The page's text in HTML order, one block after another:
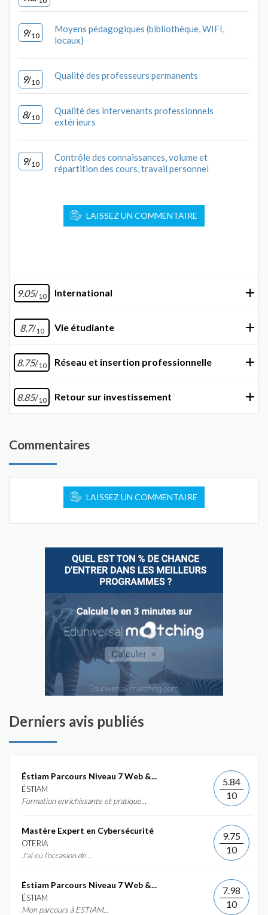
9/10
Moyens pédagogiques (bibliothèque, WIFI,
locaux)
9/10
Qualité des professeurs permanents
8/10
Qualité des intervenants professionnels
extérieurs
9/10
Contrôle des connaissances, volume et
répartition des cours, travail personnel
LAISSEZ UN COMMENTAIRE
9.05/10 International
8.7/10 Vie étudiante
8.75/10 Réseau et insertion professionnelle
8.85/10 Retour sur investissement
Commentaires
LAISSEZ UN COMMENTAIRE
Derniers avis publiés
Éstiam Parcours Niveau 7 Web &...
ÉSTIAM
Formation enrichissante et pratique...
5.84
10
Mastère Expert en Cybersécurité
OTERIA
J'ai eu l'occasion de...
9.75
10
Éstiam Parcours Niveau 7 Web &...
ÉSTIAM
Mon parcours à ESTIAM...
7.98
10